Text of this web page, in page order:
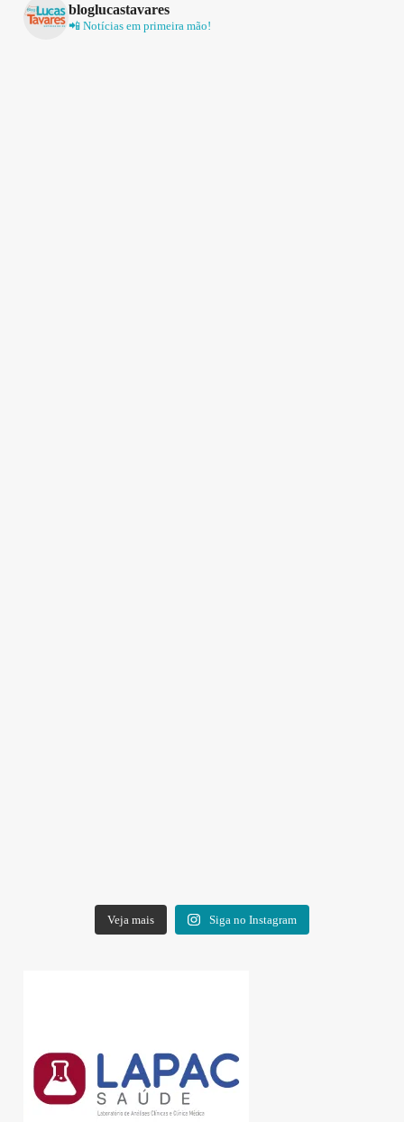
bloglucastavares
📲 Notícias em primeira mão!
Veja mais Siga no Instagram